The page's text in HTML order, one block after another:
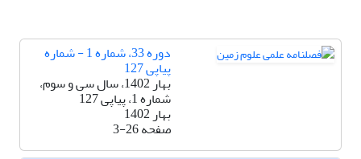
دوره 33، شماره 1 - شماره
پیاپی 127
بهار 1402، سال سی و سوم،
شماره 1، پیاپی 127
بهار 1402
صفحه3-26